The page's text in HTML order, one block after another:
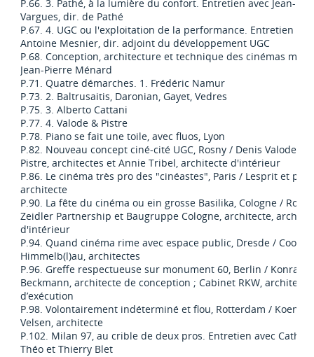
P.66. 3. Pathé, à la lumière du confort. Entretien avec Jean-
Vargues, dir. de Pathé
P.67. 4. UGC ou l'exploitation de la performance. Entretien
Antoine Mesnier, dir. adjoint du développement UGC
P.68. Conception, architecture et technique des cinémas
Jean-Pierre Ménard
P.71. Quatre démarches. 1. Frédéric Namur
P.73. 2. Baltrusaitis, Daronian, Gayet, Vedres
P.75. 3. Alberto Cattani
P.77. 4. Valode & Pistre
P.78. Piano se fait une toile, avec fluos, Lyon
P.82. Nouveau concept ciné-cité UGC, Rosny / Denis Valode et
Pistre, architectes et Annie Tribel, architecte d'intérieur
P.86. Le cinéma très pro des "cinéastes", Paris / Lesprit et
architecte
P.90. La fête du cinéma ou ein grosse Basilika, Cologne /
Zeidler Partnership et Baugruppe Cologne, architecte,
d'intérieur
P.94. Quand cinéma rime avec espace public, Dresde / Coop
Himmelb(l)au, architectes
P.96. Greffe respectueuse sur monument 60, Berlin / Konrad
Beckmann, architecte de conception ; Cabinet RKW, architecte
d’exécution
P.98. Volontairement indéterminé et flou, Rotterdam / Koen
Velsen, architecte
P.102. Milan 97, au crible de deux pros. Entretien avec
Théo et Thierry Blet